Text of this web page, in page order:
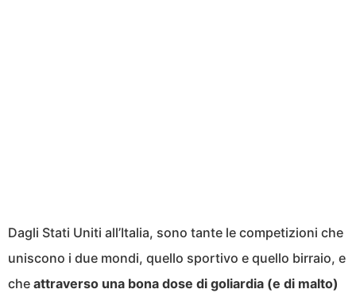
Dagli Stati Uniti all’Italia, sono tante le competizioni che
uniscono i due mondi, quello sportivo e quello birraio, e
che attraverso una bona dose di goliardia (e di malto)